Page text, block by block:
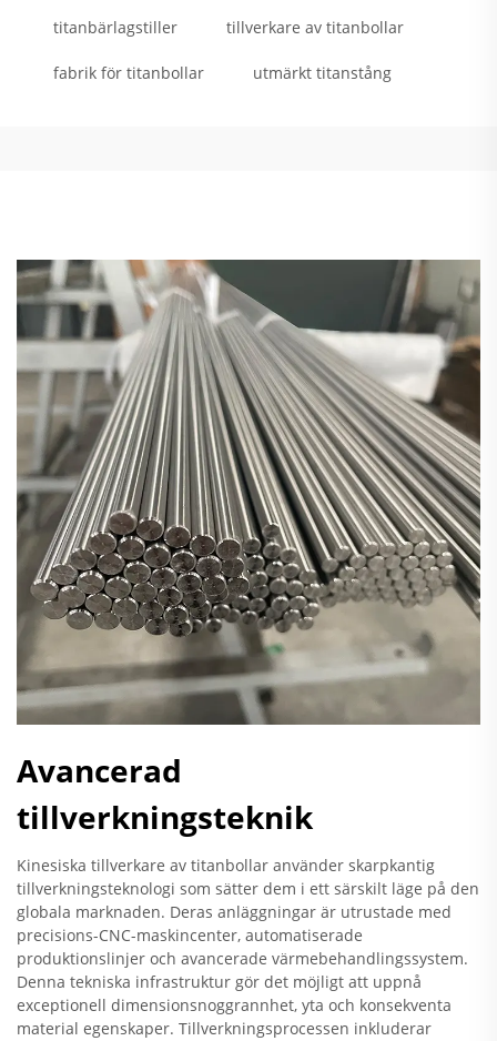
titanbärlagstiller tillverkare av titanbollar
fabrik för titanbollar utmärkt titanstång
Avancerad
tillverkningsteknik
Kinesiska tillverkare av titanbollar använder skarpkantig
tillverkningsteknologi som sätter dem i ett särskilt läge på den
globala marknaden. Deras anläggningar är utrustade med
precisions-CNC-maskincenter, automatiserade
produktionslinjer och avancerade värmebehandlingssystem.
Denna tekniska infrastruktur gör det möjligt att uppnå
exceptionell dimensionsnoggrannhet, yta och konsekventa
material egenskaper. Tillverkningsprocessen inkluderar